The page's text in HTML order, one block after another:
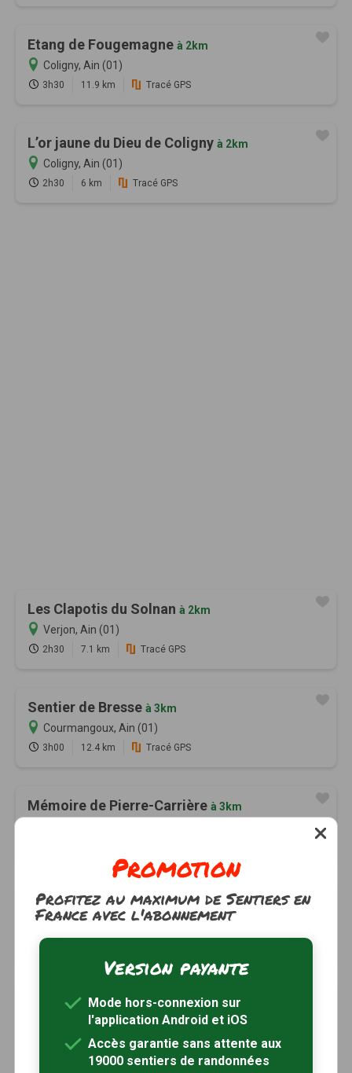
Etang de Fougemagne à 2km
Coligny, Ain (01)
3h30 11.9 km Tracé GPS
L’or jaune du Dieu de Coligny à 2km
Coligny, Ain (01)
2h30 6 km Tracé GPS
Les Clapotis du Solnan à 2km
Verjon, Ain (01)
2h30 7.1 km Tracé GPS
Sentier de Bresse à 3km
Courmangoux, Ain (01)
3h00 12.4 km Tracé GPS
Mémoire de Pierre-Carrière à 3km
Sentier du Lavoirà 3km
Courmangoux, Ain (01)
Source de la Vauchère, reculée de la Roche
Courmangoux, Ain (01)
1.1 km Tracé GPS
Promotion
Profitez au maximum de Sentiers en
France avec l'abonnement
Version payante
Mode hors-connexion sur
l'application Android et iOS
Accès garantie sans attente aux
19000 sentiers de randonnées